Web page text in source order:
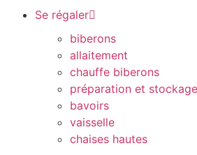
Se régaler
biberons
allaitement
chauffe biberons
préparation et stockage
bavoirs
vaisselle
chaises hautes